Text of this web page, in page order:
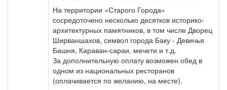
На территории «Старого Города»
сосредоточено несколько десятков историко-
архитектурных памятников, в том числе Дворец
Ширваншахов, символ города Баку - Девичья
Башня, Караван-сараи, мечети и т.д.
За дополнительную оплату возможен обед в
одном из национальных ресторанов
(оплачивается по желанию, на месте).